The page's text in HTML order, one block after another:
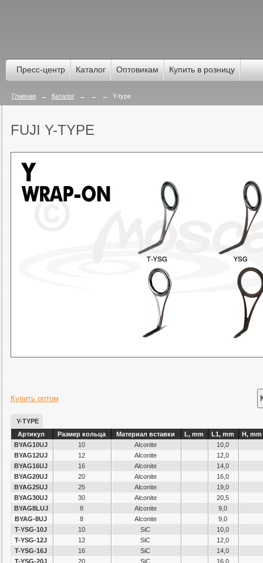
Пресс-центр Каталог Оптовикам Купить в розницу
Главная → Каталог → → → Y-type
FUJI Y-TYPE
Купить оптом
Y-TYPE
Артикул
Размер кольца Материал вставки L, mm L1, mm
H, mm
BYAG10UJ
10 Alconite
10,0
BYAG12UJ
12 Alconite
12,0
BYAG16UJ
16 Alconite
14,0
BYAG20UJ
20 Alconite
16,0
BYAG25UJ
25 Alconite
19,0
BYAG30UJ
30 Alconite
20,5
BYAG8LUJ
8 Alconite
9,0
BYAG-8UJ
8 Alconite
9,0
T-YSG-10J
10 SiC
10,0
T-YSG-12J
12 SiC
12,0
T-YSG-16J
16 SiC
14,0
T-YSG-20J
20 SiC
16,0